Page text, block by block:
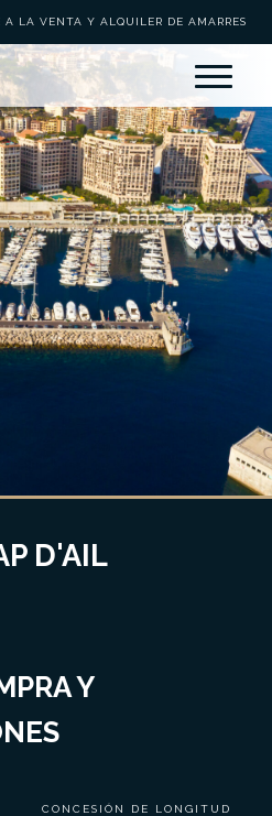
A LA VENTA Y ALQUILER DE AMARRES
D'AIL
Y
CONCESIÓN DE LONGITUD